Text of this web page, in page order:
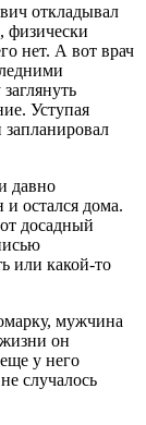
откладывал
физически
нет. А вот врач
Уступая
давно
и остался дома.
досадный
или какой-то
мужчина
он
у него
случалось